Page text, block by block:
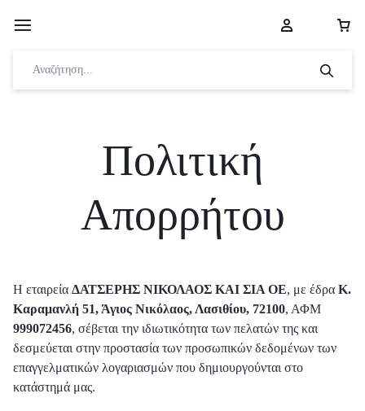
Πολιτική
Απορρήτου
Η εταιρεία ΔΑΤΣΕΡΗΣ ΝΙΚΟΛΑΟΣ ΚΑΙ ΣΙΑ ΟΕ, με έδρα Κ.
Καραμανλή 51, Άγιος Νικόλαος, Λασιθίου, 72100, ΑΦΜ
999072456, σέβεται την ιδιωτικότητα των πελατών της και
δεσμεύεται στην προστασία των προσωπικών δεδομένων των
επαγγελματικών λογαριασμών που δημιουργούνται στο
κατάστημά μας.